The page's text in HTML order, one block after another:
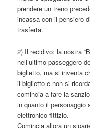
prendere un treno
incassa con il pensiero
trasferta.
2) Il recidivo: la nostra
nell’ultimo passeggero
biglietto, ma si inventa
il biglietto e non si
comincia a fare la
in quanto il
elettronico fittizio.
Comincia allora un